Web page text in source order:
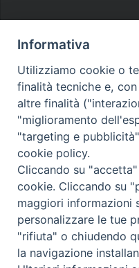
Diocesi di
• Largo Duomo, 12 -
Informativa
Utilizziamo cookie o
finalità tecniche e,
altre finalità
"miglioramento
"targeting e
cookie policy.
Cliccando su
cookie. Cliccando su
maggiori informazioni
personalizzare le tue
"rifiuta" o chiudendo
la navigazione